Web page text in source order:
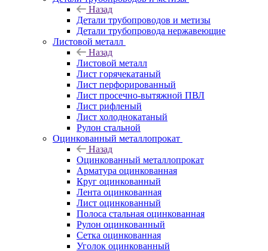
Назад
Детали трубопроводов и метизы
Детали трубопровода нержавеющие
Листовой металл
Назад
Листовой металл
Лист горячекатаный
Лист перфорированный
Лист просечно-вытяжной ПВЛ
Лист рифленый
Лист холоднокатаный
Рулон стальной
Оцинкованный металлопрокат
Назад
Оцинкованный металлопрокат
Арматура оцинкованная
Круг оцинкованный
Лента оцинкованная
Лист оцинкованный
Полоса стальная оцинкованная
Рулон оцинкованный
Сетка оцинкованная
Уголок оцинкованный